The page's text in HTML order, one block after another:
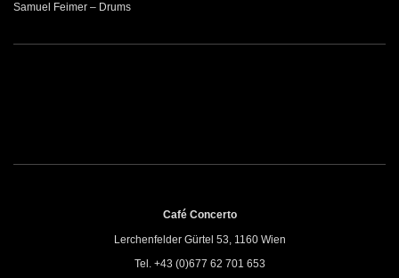
Samuel Feimer – Drums
Café Concerto
Lerchenfelder Gürtel 53, 1160 Wien
Tel. +43 (0)677 62 701 653